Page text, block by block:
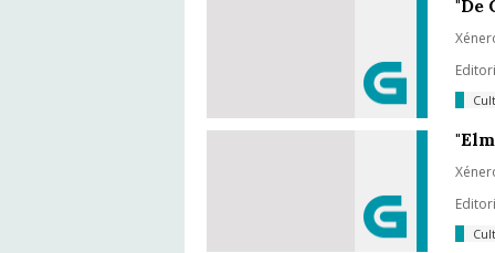
"De